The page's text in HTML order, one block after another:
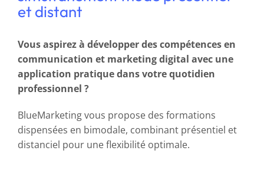
Ressources
Société
Nous contacter
et distant
Vous aspirez à développer des compétences en
communication et marketing digital avec une
application pratique dans votre quotidien
professionnel ?
BlueMarketing vous propose des formations
dispensées en bimodale, combinant présentiel et
distanciel pour une flexibilité optimale.